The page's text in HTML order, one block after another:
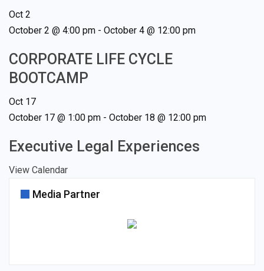
Oct 2
October 2 @ 4:00 pm - October 4 @ 12:00 pm
CORPORATE LIFE CYCLE
BOOTCAMP
Oct 17
October 17 @ 1:00 pm - October 18 @ 12:00 pm
Executive Legal Experiences
View Calendar
Media Partner